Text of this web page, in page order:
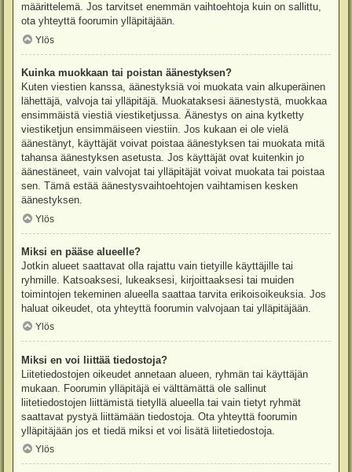
määrittelemä. Jos tarvitset enemmän vaihtoehtoja kuin on sallittu,
ota yhteyttä foorumin ylläpitäjään.
Ylös
Kuinka muokkaan tai poistan äänestyksen?
Kuten viestien kanssa, äänestyksiä voi muokata vain alkuperäinen
lähettäjä, valvoja tai ylläpitäjä. Muokataksesi äänestystä, muokkaa
ensimmäistä viestiä viestiketjussa. Äänestys on aina kytketty
viestiketjun ensimmäiseen viestiin. Jos kukaan ei ole vielä
äänestänyt, käyttäjät voivat poistaa äänestyksen tai muokata mitä
tahansa äänestyksen asetusta. Jos käyttäjät ovat kuitenkin jo
äänestäneet, vain valvojat tai ylläpitäjät voivat muokata tai poistaa
sen. Tämä estää äänestysvaihtoehtojen vaihtamisen kesken
äänestyksen.
Ylös
Miksi en pääse alueelle?
Jotkin alueet saattavat olla rajattu vain tietyille käyttäjille tai
ryhmille. Katsoaksesi, lukeaksesi, kirjoittaaksesi tai muiden
toimintojen tekeminen alueella saattaa tarvita erikoisoikeuksia. Jos
haluat oikeudet, ota yhteyttä foorumin valvojaan tai ylläpitäjään.
Ylös
Miksi en voi liittää tiedostoja?
Liitetiedostojen oikeudet annetaan alueen, ryhmän tai käyttäjän
mukaan. Foorumin ylläpitäjä ei välttämättä ole sallinut
liitetiedostojen liittämistä tietyllä alueella tai vain tietyt ryhmät
saattavat pystyä liittämään tiedostoja. Ota yhteyttä foorumin
ylläpitäjään jos et tiedä miksi et voi lisätä liitetiedostoja.
Ylös